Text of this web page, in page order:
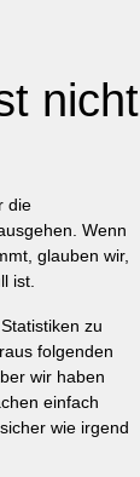
nicht
die
Wenn
glauben wir,
ist.
zu
folgenden
wir haben
einfach
wie irgend